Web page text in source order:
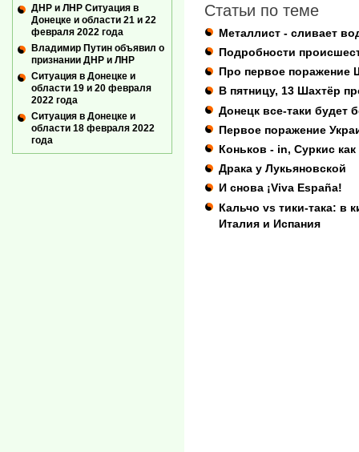
Статьи по теме
Металлист - сливает
Подробности
Про первое поражение
В пятницу, 13 Шахтёр
Донецк все-таки будет
Первое поражение
Коньков - in, Суркис
Драка у Лукьяновской
И снова ¡Viva España!
Кальчо vs тики-така: в
Италия и Испания
ДНР и ЛНР Ситуация в
Донецке и области 21 и 22
февраля 2022 года
Владимир Путин объявил о
признании ДНР и ЛНР
Ситуация в Донецке и
области 19 и 20 февраля
2022 года
Ситуация в Донецке и
области 18 февраля 2022
года